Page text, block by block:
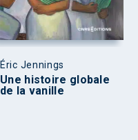
Éric Jennings
Une histoire globale
de la vanille